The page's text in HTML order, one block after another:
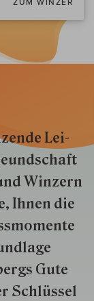
Lei­
Win­zern
Ihnen die
Gute
Schlüs­sel